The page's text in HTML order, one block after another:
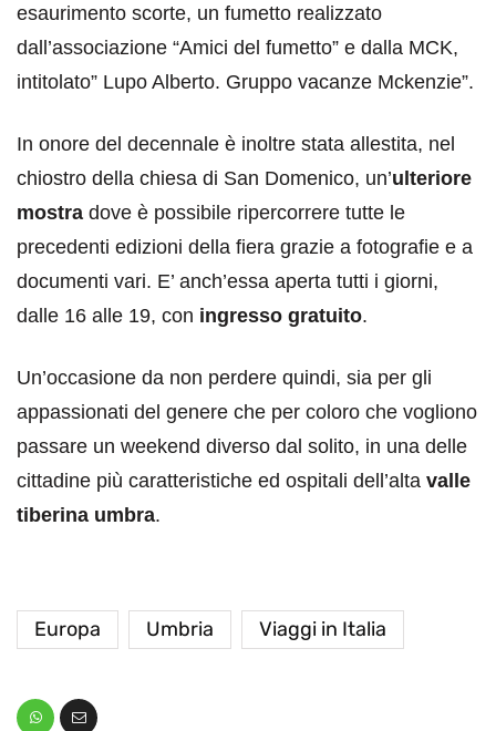
esaurimento scorte, un fumetto realizzato
dall’associazione “Amici del fumetto” e dalla MCK,
intitolato” Lupo Alberto. Gruppo vacanze Mckenzie”.
In onore del decennale è inoltre stata allestita, nel
chiostro della chiesa di San Domenico, un’ulteriore
mostra dove è possibile ripercorrere tutte le
precedenti edizioni della fiera grazie a fotografie e a
documenti vari. E’ anch’essa aperta tutti i giorni,
dalle 16 alle 19, con ingresso gratuito.
Un’occasione da non perdere quindi, sia per gli
appassionati del genere che per coloro che vogliono
passare un weekend diverso dal solito, in una delle
cittadine più caratteristiche ed ospitali dell’alta valle
tiberina umbra.
Europa Umbria Viaggi in Italia